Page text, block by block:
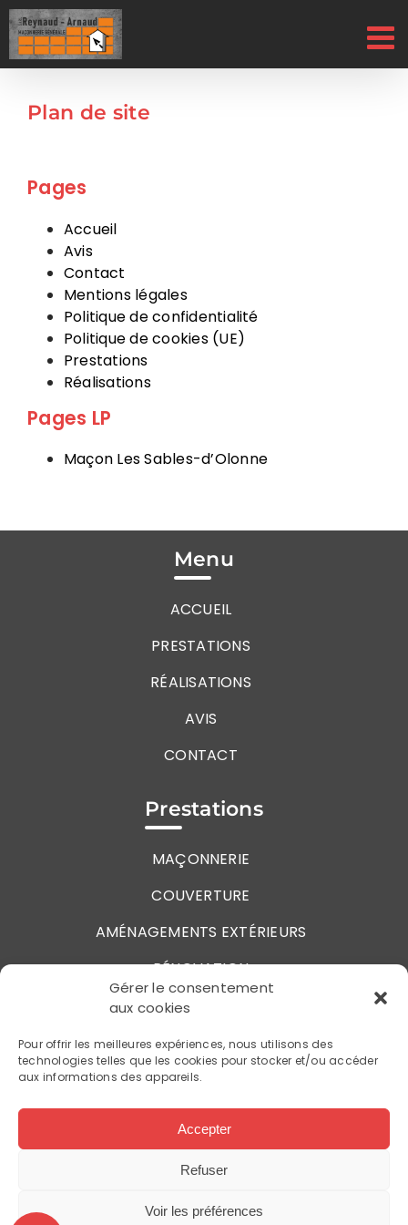
Gérer le consentement
aux cookies
Pour offrir les meilleures expériences, nous utilisons des
technologies telles que les cookies pour stocker et/ou accéder
aux informations des appareils.
Accepter
Refuser
Voir les préférences
Passer
au
contenu
Plan de site
Pages
Accueil
Avis
Contact
Mentions légales
Politique de confidentialité
Politique de cookies (UE)
Prestations
Réalisations
Pages LP
Maçon Les Sables-d’Olonne
Menu
ACCUEIL
PRESTATIONS
RÉALISATIONS
AVIS
CONTACT
Prestations
MAÇONNERIE
COUVERTURE
AMÉNAGEMENTS EXTÉRIEURS
RÉNOVATION
DES QUESTIONS ?
06 74 52 65 63
Mentions légales